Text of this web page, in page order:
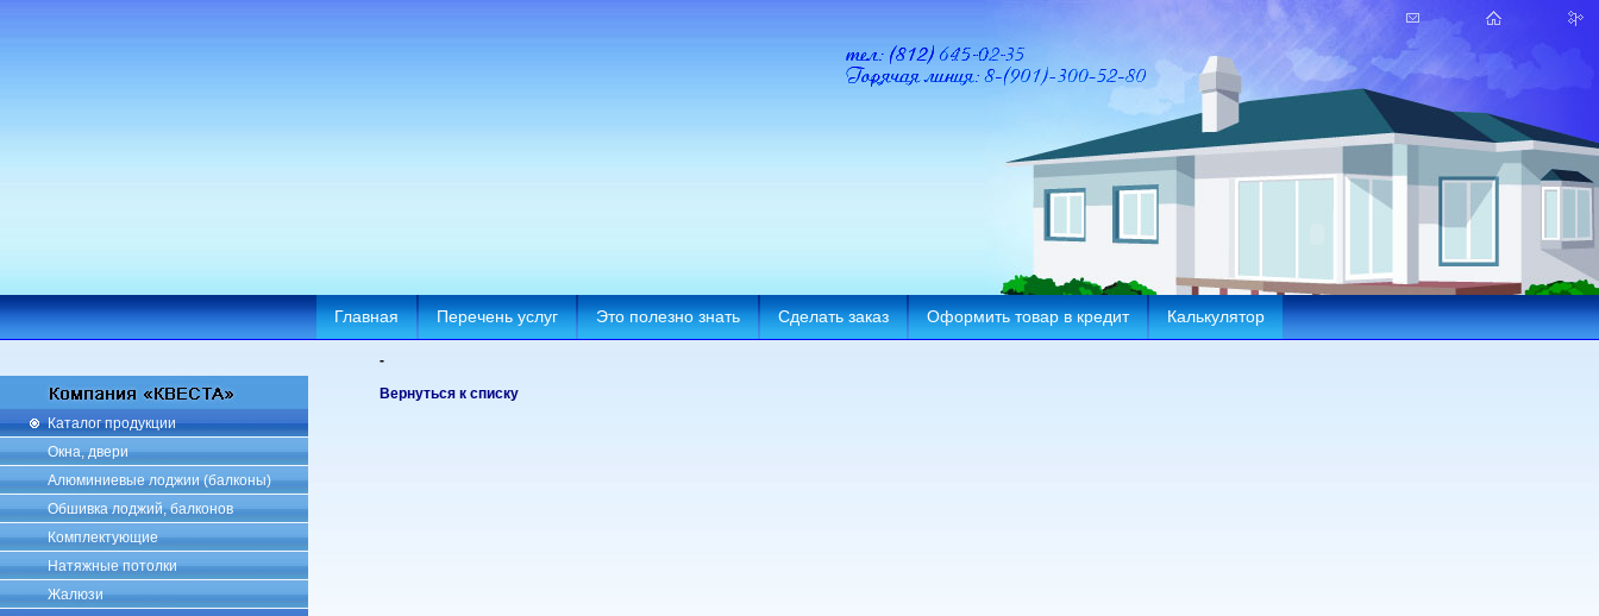
Главная Перечень услуг Это полезно знать Сделать заказ Оформить товар в кредит Калькулятор
Каталог продукции
Окна, двери
Алюминиевые лоджии (балконы)
Обшивка лоджий, балконов
Комплектующие
Натяжные потолки
Жалюзи
-
Вернуться к списку